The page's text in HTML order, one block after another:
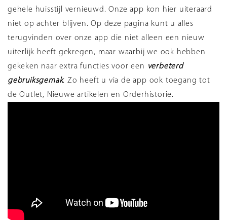
gehele huisstijl vernieuwd. Onze app kon hier uiteraard
niet op achter blijven. Op deze pagina kunt u alles
terugvinden over onze app die niet alleen een nieuw
uiterlijk heeft gekregen, maar waarbij we ook hebben
gekeken naar extra functies voor een verbeterd
gebruiksgemak. Zo heeft u via de app ook toegang tot
de Outlet, Nieuwe artikelen en Orderhistorie.